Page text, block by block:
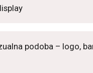
podoba – logo,